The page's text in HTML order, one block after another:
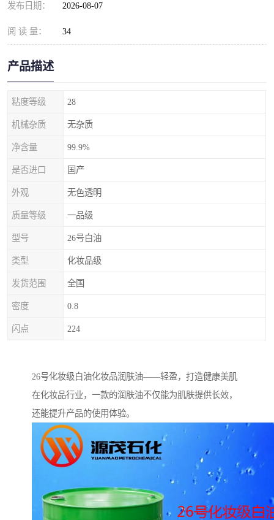
发布日期： 2026-08-07
阅 读 量： 34
产品描述
粘度等级 28
机械杂质 无杂质
净含量 99.9%
是否进口 国产
外观 无色透明
质量等级 一品级
型号 26号白油
类型 化妆品级
发货范围 全国
密度 0.8
闪点 224
26号化妆级白油化妆品润肤油——轻盈，打造健康美肌
在化妆品行业，一款的润肤油不仅能为肌肤提供长效，
还能提升产品的使用体验。